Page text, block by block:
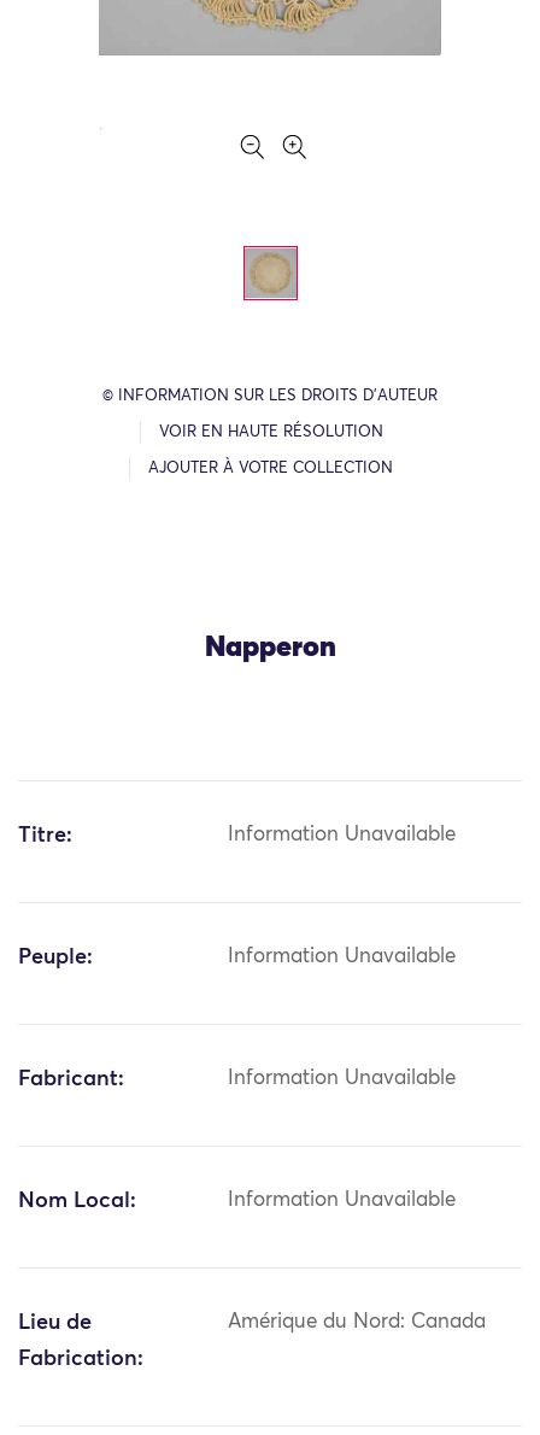
© INFORMATION SUR LES DROITS D’AUTEUR
VOIR EN HAUTE RÉSOLUTION
AJOUTER À VOTRE COLLECTION
Napperon
Titre: Information Unavailable
Peuple: Information Unavailable
Fabricant: Information Unavailable
Nom Local: Information Unavailable
Lieu de
Fabrication:
Amérique du Nord: Canada